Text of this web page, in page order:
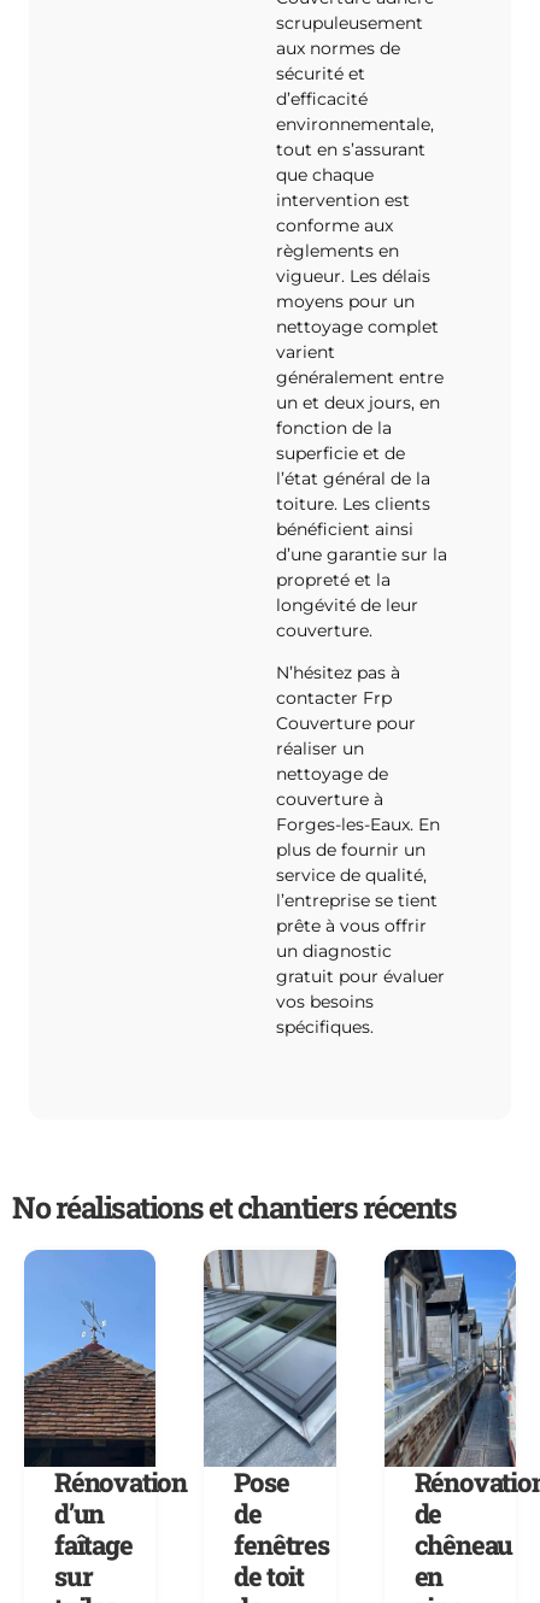
scrupuleusement
aux normes de
sécurité et
d’efficacité
environnementale,
tout en s’assurant
que chaque
intervention est
conforme aux
règlements en
vigueur. Les délais
moyens pour un
nettoyage complet
varient
généralement entre
un et deux jours, en
fonction de la
superficie et de
l’état général de la
toiture. Les clients
bénéficient ainsi
d’une garantie sur la
propreté et la
longévité de leur
couverture.
N’hésitez pas à
contacter Frp
Couverture pour
réaliser un
nettoyage de
couverture à
Forges-les-Eaux. En
plus de fournir un
service de qualité,
l’entreprise se tient
prête à vous offrir
un diagnostic
gratuit pour évaluer
vos besoins
spécifiques.
No réalisations et chantiers récents
Rénovation
d’un
faîtage
sur
Pose
de
fenêtres
de toit
de
chêneau
en